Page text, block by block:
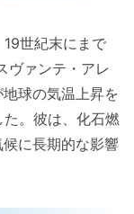
世紀末にまで
ヴァンテ・アレ
球の気温上昇を
。彼は、化石燃
に長期的な影響